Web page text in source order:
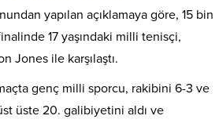
yapılan açıklamaya göre, 15 bin
17 yaşındaki milli tenisçi,
Jones ile karşılaştı.
genç milli sporcu, rakibini 6-3 ve
üste 20. galibiyetini aldı ve